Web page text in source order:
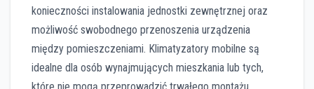
konieczności instalowania jednostki zewnętrznej oraz
możliwość swobodnego przenoszenia urządzenia
między pomieszczeniami. Klimatyzatory mobilne są
idealne dla osób wynajmujących mieszkania lub tych,